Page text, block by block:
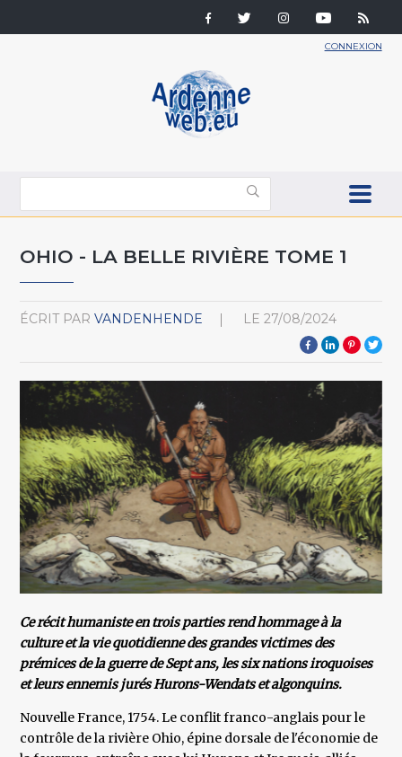
CONNEXION
OHIO - LA BELLE RIVIÈRE TOME 1
ÉCRIT PAR VANDENHENDE LE 27/08/2024
Ce récit humaniste en trois parties rend hommage à la
culture et la vie quotidienne des grandes victimes des
prémices de la guerre de Sept ans, les six nations iroquoises
et leurs ennemis jurés Hurons-Wendats et algonquins.
Nouvelle France, 1754. Le conflit franco-anglais pour le
contrôle de la rivière Ohio, épine dorsale de l'économie de